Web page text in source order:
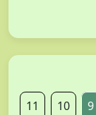
9
10
11